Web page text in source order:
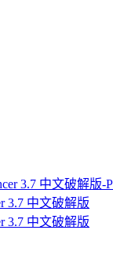
3.7 中文破解版
3.7 中文破解版